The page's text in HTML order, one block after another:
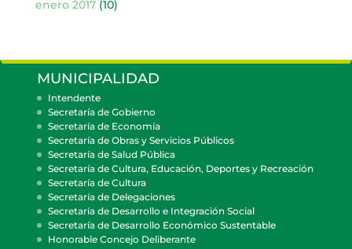
enero 2017(10)
MUNICIPALIDAD
Intendente
Secretaría de Gobierno
Secretaría de Economía
Secretaría de Obras y Servicios Públicos
Secretaría de Salud Pública
Secretaría de Cultura, Educación, Deportes y Recreación
Secretaría de Cultura
Secretaría de Delegaciones
Secretaría de Desarrollo e Integración Social
Secretaría de Desarrollo Económico Sustentable
Honorable Concejo Deliberante